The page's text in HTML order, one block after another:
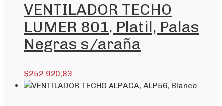
VENTILADOR TECHO
LUMER 801, Platil, Palas
Negras s/araña
$252.920,83